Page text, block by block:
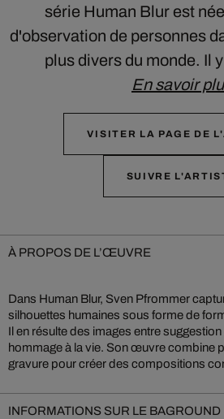
série Human Blur est
d'observation de personnes
plus divers du monde. Il
En savoir
VISITER LA PAGE DE
SUIVRE
À PROPOS DE L’ŒUVRE
Dans Human Blur, Sven Pfrommer
silhouettes humaines sous forme de
Il en résulte des images entre
hommage à la vie. Son œuvre combine
gravure pour créer des compositions
INFORMATIONS SUR LE BAGROUND